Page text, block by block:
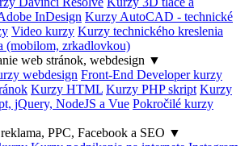
InDesign Kurzy AutoCAD - technické
Video kurzy Kurzy technického kreslenia
(mobilom, zrkadlovkou)
web stránok, webdesign ▼
webdesign Front-End Developer kurzy
Kurzy HTML Kurzy PHP skript Kurzy
jQuery, NodeJS a Vue Pokročilé kurzy
PPC, Facebook a SEO ▼